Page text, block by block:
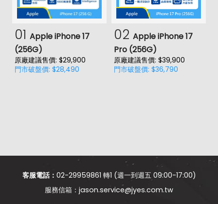
01 Apple iPhone 17
(256G)
原廠建議售價: $29,900
門市破盤價: $28,490
02 Apple iPhone 17
Pro (256G)
原廠建議售價: $39,900
門市破盤價: $36,790
客服電話： 02-29959861 轉1 (週一到週五 09:00-17:00)
jason.service@jyes.com.tw